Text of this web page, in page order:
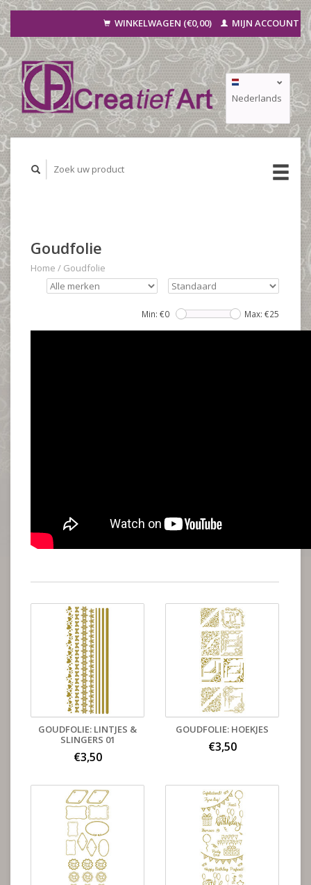
WINKELWAGEN (€0,00) MIJN ACCOUNT
Nederlands
Deutsch
Goudfolie
Home / Goudfolie
Min: €0 Max: €25
GOUDFOLIE: LINTJES &
SLINGERS 01
€3,50
GOUDFOLIE: HOEKJES
€3,50